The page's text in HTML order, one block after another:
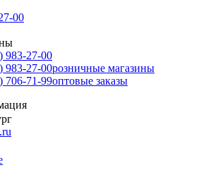
00
983-27-00
983-27-00розничные магазины
706-71-99оптовые заказы